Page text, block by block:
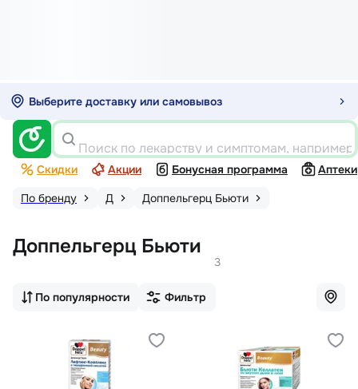
Выберите доставку или самовывоз
Поиск по лекарству и симптомам,
Скидки Акции Бонусная программа
Аптеки
По бренду
Д Доппельгерц Бьюти
Доппельгерц Бьюти
3
По популярности Фильтр